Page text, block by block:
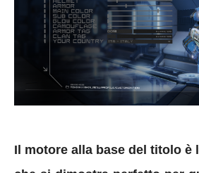
Il motore alla base del titolo è